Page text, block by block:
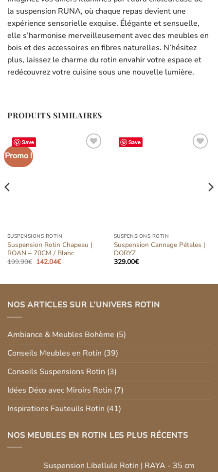
la suspension RUNA, où chaque repas devient une
expérience sensorielle exquise. Élégante et sensuelle,
elle s’harmonise merveilleusement avec des meubles en
bois et des accessoires en fibres naturelles. N’hésitez
plus, laissez le charme du rotin envahir votre espace et
redécouvrez votre cuisine sous une nouvelle lumière.
PRODUITS SIMILAIRES
Save
Promo !
SUSPENSIONS ROTIN
Suspension Rotin Chapeau |
ROAN – 70CM / Blanc
199.90€ Le
199.90€.
142.04€Le
142.04€.
Save
SUSPENSIONS ROTIN
Suspension Cannage Pétales |
DORYZ
329.00€
NOS ARTICLES SUR L’UNIVERS ROTIN
Ambiance & Meubles Bohème (5)
Conseils Meubles en Rotin (39)
Conseils Suspensions Rotin (3)
Idées Déco avec Miroirs Rotin (7)
Inspirations Fauteuils Rotin (41)
NOS MEUBLES EN ROTIN LES PLUS RÉCENTS
Suspension Libellule Rotin | RAYA - 35 cm